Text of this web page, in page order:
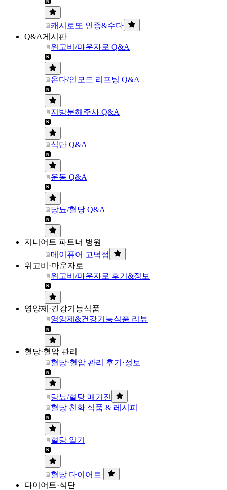
캐시로또 인증&수다
Q&A게시판
위고비/마운자로 Q&A
온다/인모드 리프팅 Q&A
지방분해주사 Q&A
식단 Q&A
운동 Q&A
당뇨/혈당 Q&A
지니어트 파트너 병원
메이퓨어 고덕점
위고비·마운자로
위고비/마운자로 후기&정보
영양제·건강기능식품
영양제&건강기능식품 리뷰
혈당·혈압 관리
혈당·혈압 관리 후기·정보
당뇨/혈당 매거진
혈당 친화 식품 & 레시피
혈당 일기
혈당 다이어트
다이어트·식단